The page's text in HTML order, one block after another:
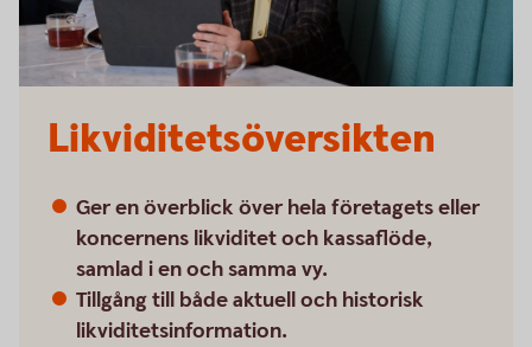
Likviditetsöversikten
Ger en överblick över hela företagets eller
koncernens likviditet och kassaflöde,
samlad i en och samma vy.
Tillgång till både aktuell och historisk
likviditetsinformation.